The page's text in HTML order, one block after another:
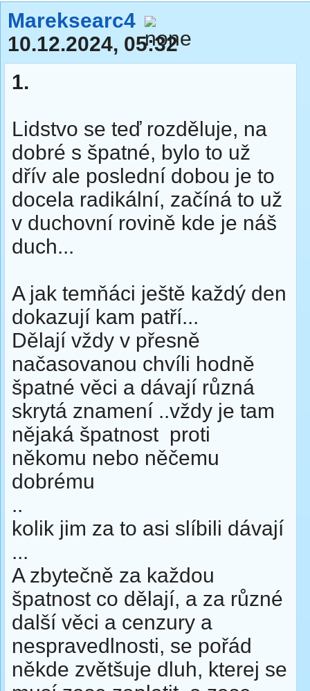
Mareksearc4
10.12.2024, 05:32
1.
Lidstvo se teď rozděluje, na
dobré s špatné, bylo to už
dřív ale poslední dobou je to
docela radikální, začíná to už
v duchovní rovině kde je náš
duch...
A jak temňáci ještě každý den
dokazují kam patří...
Dělají vždy v přesně
načasovanou chvíli hodně
špatné věci a dávají různá
skrytá znamení ..vždy je tam
nějaká špatnost proti
někomu nebo něčemu
dobrému
..
kolik jim za to asi slíbili dávají
...
A zbytečně za každou
špatnost co dělají, a za různé
další věci a cenzury a
nespravedlnosti, se pořád
někde zvětšuje dluh, kterej se